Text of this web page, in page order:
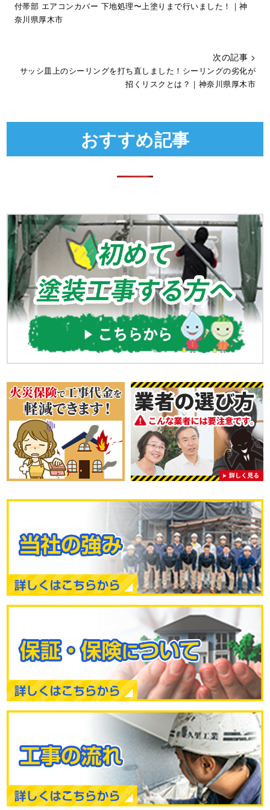
付帯部 エアコンカバー 下地処理〜上塗りまで行いました！｜神
奈川県厚木市
次の記事 >
サッシ皿上のシーリングを打ち直しました！シーリングの劣化が
招くリスクとは？｜神奈川県厚木市
おすすめ記事